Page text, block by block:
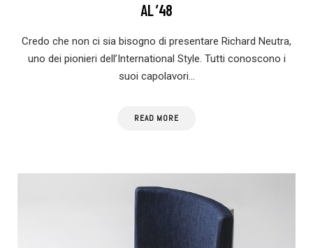
AL ’48
Credo che non ci sia bisogno di presentare Richard Neutra,
uno dei pionieri dell’International Style. Tutti conoscono i
suoi capolavori…
READ MORE